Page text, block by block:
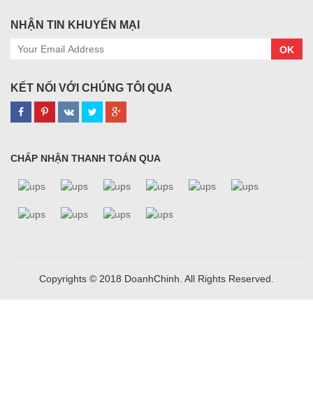
NHẬN TIN KHUYẾN MẠI
OK
KẾT NỐI VỚI CHÚNG TÔI QUA
CHẤP NHẬN THANH TOÁN QUA
Copyrights © 2018 DoanhChinh. All Rights Reserved.